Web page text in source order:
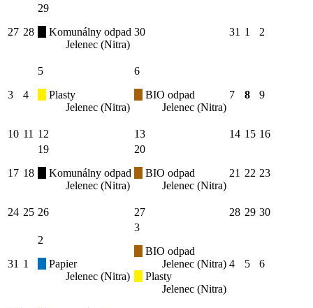
27 28
29
Komunálny odpad
Jelenec (Nitra)
30 31 1 2
3 4
5
Plasty
Jelenec (Nitra)
6
BIO odpad
Jelenec (Nitra)
7 8 9
10 11 12 13 14 15 16
17 18
19
Komunálny odpad
Jelenec (Nitra)
20
BIO odpad
Jelenec (Nitra)
21 22 23
24 25 26 27 28 29 30
31 1
2
Papier
Jelenec (Nitra)
3
BIO odpad
Jelenec (Nitra)
Plasty
Jelenec (Nitra)
4 5 6